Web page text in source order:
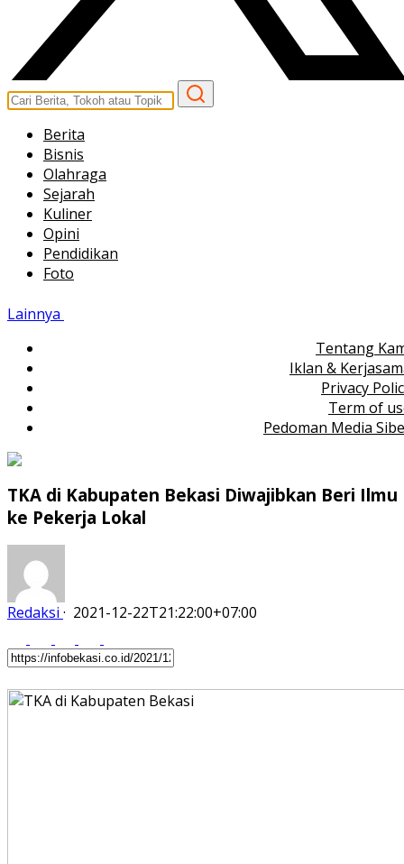
Berita
Bisnis
Olahraga
Sejarah
Kuliner
Opini
Pendidikan
Foto
Lainnya
Tentang
Iklan &
Privacy
Term of
Pedoman Media
TKA di Kabupaten Bekasi Diwajibkan Beri Ilmu
ke Pekerja Lokal
Redaksi · 2021-12-22T21:22:00+07:00